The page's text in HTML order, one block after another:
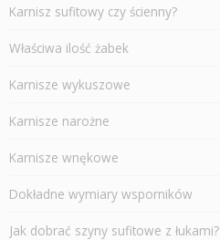
Karnisz sufitowy czy ścienny?
Właściwa ilość żabek
Karnisze wykuszowe
Karnisze narożne
Karnisze wnękowe
Dokładne wymiary wsporników
Jak dobrać szyny sufitowe z łukami?